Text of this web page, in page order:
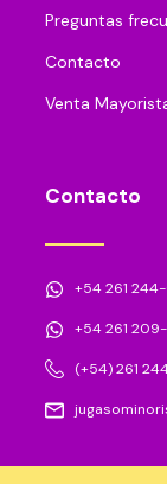
Preguntas
Contacto
Venta
Contacto
+54 261
+54 261 209-
(+54) 261